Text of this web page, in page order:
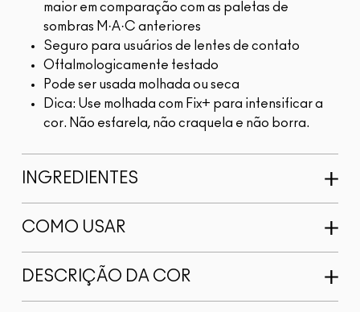
maior em comparação com as paletas de
sombras M·A·C anteriores
Seguro para usuários de lentes de contato
Oftalmologicamente testado
Pode ser usada molhada ou seca
Dica: Use molhada com Fix+ para intensificar a
cor. Não esfarela, não craquela e não borra.
INGREDIENTES
COMO USAR
DESCRIÇÃO DA COR